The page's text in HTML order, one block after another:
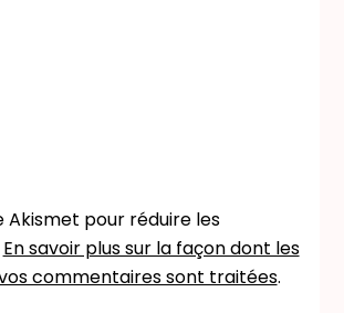
Akismet pour réduire les
En savoir plus sur la façon dont les
commentaires sont traitées.